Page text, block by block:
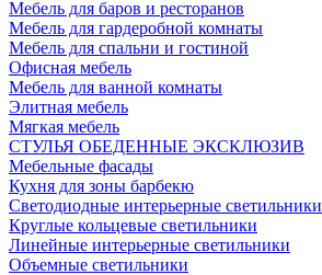
Мебель для баров и ресторанов
Мебель для гардеробной комнаты
Мебель для спальни и гостиной
Офисная мебель
Мебель для ванной комнаты
Элитная мебель
Мягкая мебель
СТУЛЬЯ ОБЕДЕННЫЕ ЭКСКЛЮЗИВ
Мебельные фасады
Кухня для зоны барбекю
Светодиодные интерьерные светильники
Круглые кольцевые светильники
Линейные интерьерные светильники
Объемные светильники